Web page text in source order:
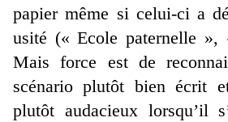
papier même si celui-ci a
usité (« Ecole paternelle »,
Mais force est de
scénario plutôt bien écrit
plutôt audacieux lorsqu’il